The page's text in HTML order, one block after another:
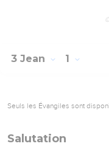
3 Jean 1
Seuls les Évangiles sont
Salutation